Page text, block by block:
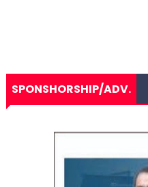
SPONSHORSHIP/ADV.